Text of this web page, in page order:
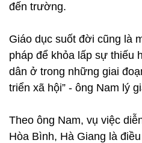
đến trường.
Giáo dục suốt đời cũng là
pháp để khỏa lấp sự thiếu
dân ở trong những giai
triển xã hội” - ông Nam lý
Theo ông Nam, vụ việc
Hòa Bình, Hà Giang là